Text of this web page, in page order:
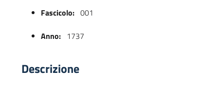
Fascicolo: 001
Anno: 1737
Descrizione